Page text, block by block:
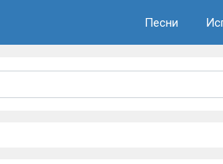
Песни